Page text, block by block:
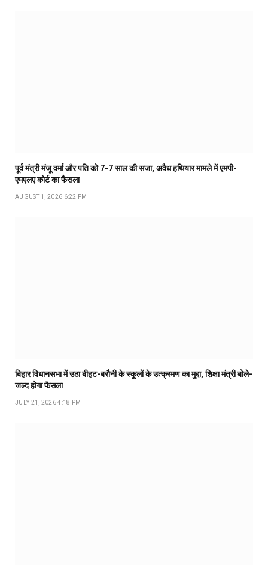
पूर्व मंत्री मंजू वर्मा और पति को 7-7 साल की सजा, अवैध हथियार मामले में एमपी-
एमएलए कोर्ट का फैसला
AUGUST 1, 2026 6:22 PM
बिहार विधानसभा में उठा बीहट-बरौनी के स्कूलों के उत्क्रमण का मुद्दा, शिक्षा मंत्री बोले-
जल्द होगा फैसला
JULY 21, 2026 4:18 PM